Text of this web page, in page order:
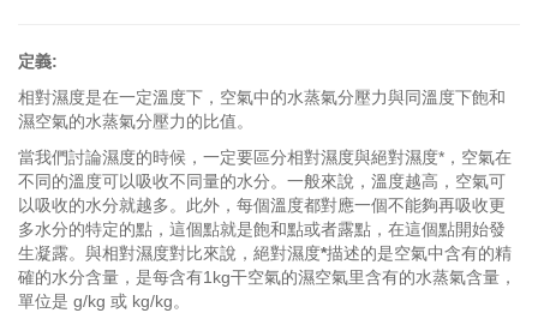
定義:
相對濕度是在一定溫度下，空氣中的水蒸氣分壓力與同溫度下飽和
濕空氣的水蒸氣分壓力的比值。
當我們討論濕度的時候，一定要區分相對濕度與絕對濕度*，空氣在
不同的溫度可以吸收不同量的水分。一般來說，溫度越高，空氣可
以吸收的水分就越多。此外，每個溫度都對應一個不能夠再吸收更
多水分的特定的點，這個點就是飽和點或者露點，在這個點開始發
生凝露。與相對濕度對比來說，絕對濕度*描述的是空氣中含有的精
確的水分含量，是每含有1kg干空氣的濕空氣里含有的水蒸氣含量，
單位是 g/kg 或 kg/kg。